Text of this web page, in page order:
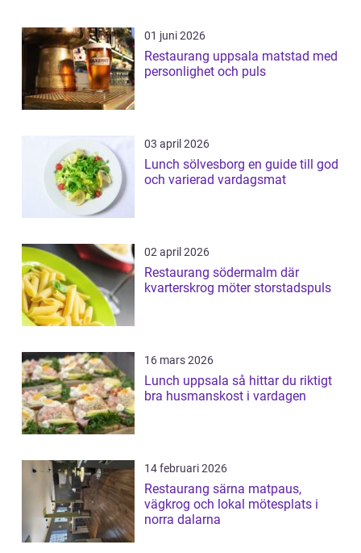
01 juni 2026
Restaurang uppsala matstad med
personlighet och puls
03 april 2026
Lunch sölvesborg en guide till god
och varierad vardagsmat
02 april 2026
Restaurang södermalm där
kvarterskrog möter storstadspuls
16 mars 2026
Lunch uppsala så hittar du riktigt
bra husmanskost i vardagen
14 februari 2026
Restaurang särna matpaus,
vägkrog och lokal mötesplats i
norra dalarna